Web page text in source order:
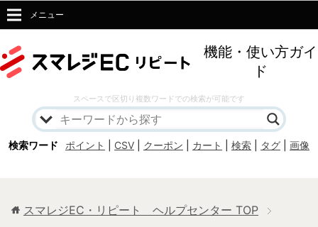
機能・使い方ガイ
ド
スペースで区切り複数ワードでの検索が可能です
検索ワード ポイント CSV クーポン カート 検索 タグ 画像
メニュー
スマレジEC・リピート ヘルプセンター TOP